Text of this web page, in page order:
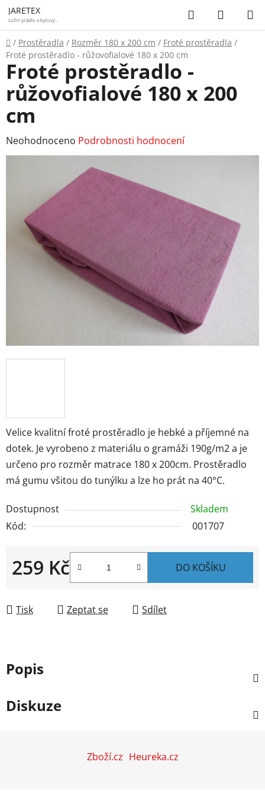
Přejít
na
obsah
JARETEX
Ložní prádlo a bytový
Hledat
KOŠÍK
Domů
/ Prostěradla / Rozměr 180 x 200 cm / Froté prostěradla /
Froté prostěradlo - růžovofialové 180 x 200 cm
Velice kvalitní froté prostěradlo je hebké a příjemné na
dotek. Je vyrobeno z materiálu o gramáži 190g/m2 a je
určeno pro rozměr matrace 180 x 200cm. Prostěradlo
má gumu všitou do tunýlku a lze ho prát na 40°C.
Dostupnost
Skladem
Kód:
001707
259 Kč DO KOŠÍKU
Tisk Zeptat se Sdílet
Froté prostěradlo -
růžovofialové 180 x 200
cm
Průměrné
hodnocení
hvězdiček.
Neohodnoceno Podrobnosti hodnocení
Popis
Diskuze
Zboží.cz Heureka.cz